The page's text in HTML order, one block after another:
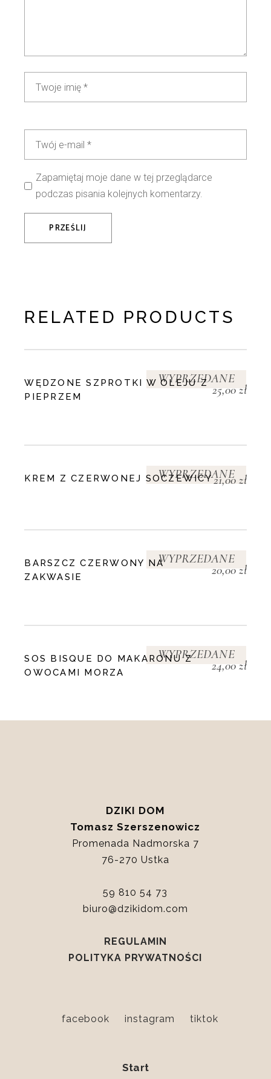
Zapamiętaj moje dane w tej przeglądarce
podczas pisania kolejnych komentarzy.
PRZEŚLIJ
RELATED PRODUCTS
WYPRZEDANE
WĘDZONE SZPROTKI W OLEJU Z
PIEPRZEM
25,00zł
WYPRZEDANE
KREM Z CZERWONEJ SOCZEWICY21,00zł
WYPRZEDANE
BARSZCZ CZERWONY NA
ZAKWASIE
20,00zł
WYPRZEDANE
SOS BISQUE DO MAKARONU Z
OWOCAMI MORZA
24,00zł
DZIKI DOM
Tomasz Szerszenowicz
Promenada Nadmorska 7
76-270 Ustka
59 810 54 73
biuro@dzikidom.com
REGULAMIN
POLITYKA PRYWATNOŚCI
facebook instagram tiktok
Start